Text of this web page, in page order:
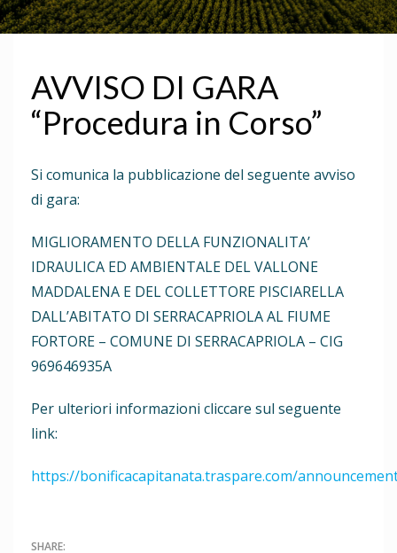
AVVISO DI GARA
“Procedura in Corso”
Si comunica la pubblicazione del seguente avviso
di gara:
MIGLIORAMENTO DELLA FUNZIONALITA’
IDRAULICA ED AMBIENTALE DEL VALLONE
MADDALENA E DEL COLLETTORE PISCIARELLA
DALL’ABITATO DI SERRACAPRIOLA AL FIUME
FORTORE – COMUNE DI SERRACAPRIOLA – CIG
969646935A
Per ulteriori informazioni cliccare sul seguente
link:
https://bonificacapitanata.traspare.com/